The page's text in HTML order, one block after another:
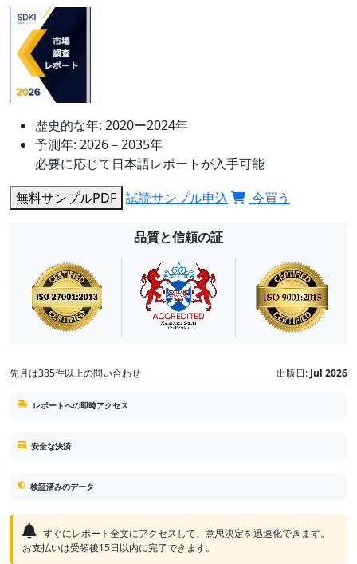
歴史的な年: 2020ー2024年
予測年: 2026－2035年
必要に応じて日本語レポートが入手可能
無料サンプルPDF 試読サンプル申込 今買う
品質と信頼の証
先月は385件以上の問い合わせ 出版日: Jul 2026
レポートへの即時アクセス
安全な決済
検証済みのデータ
すぐにレポート全文にアクセスして、意思決定を迅速化できます。
お支払いは受領後15日以内に完了できます。